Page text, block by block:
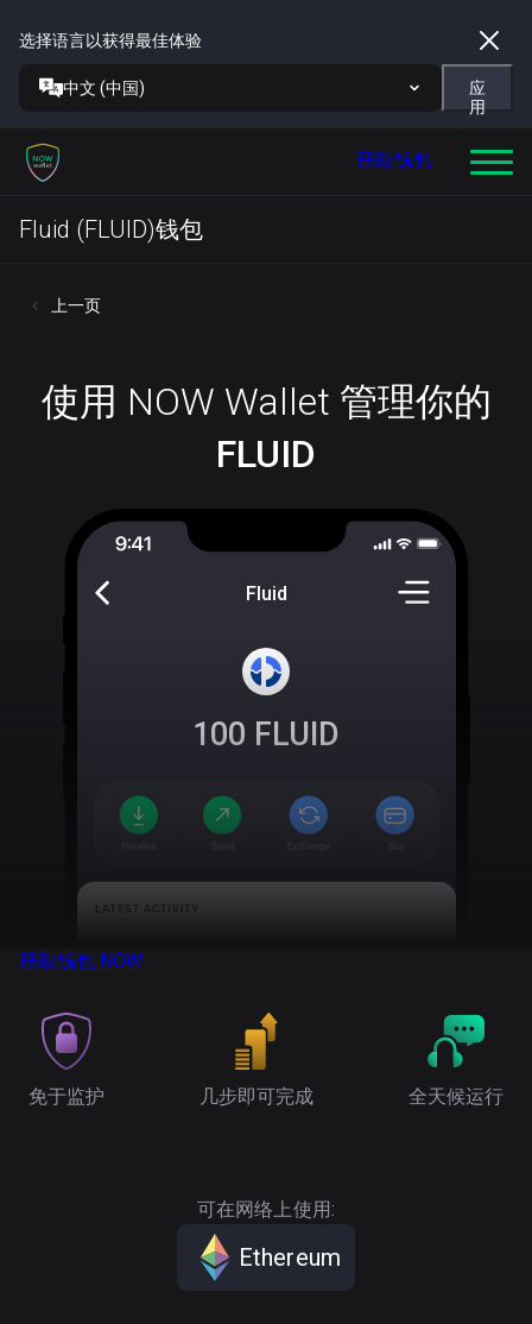
选择语言以获得最佳体验
中文 (中国)
应
用
获取钱包
Fluid (FLUID)钱包
上一页
使用 NOW Wallet 管理你的
FLUID
Fluid
100 FLUID
获取钱包 NOW
免于监护 几步即可完成 全天候运行
可在网络上使用:
Ethereum